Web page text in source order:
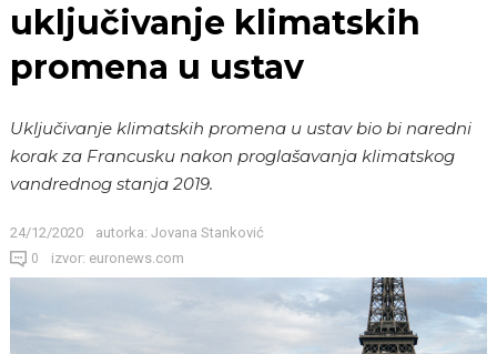
uključivanje klimatskih
promena u ustav
Uključivanje klimatskih promena u ustav bio bi naredni
korak za Francusku nakon proglašavanja klimatskog
vandrednog stanja 2019.
24/12/2020 autorka: Jovana Stanković
0 izvor: euronews.com